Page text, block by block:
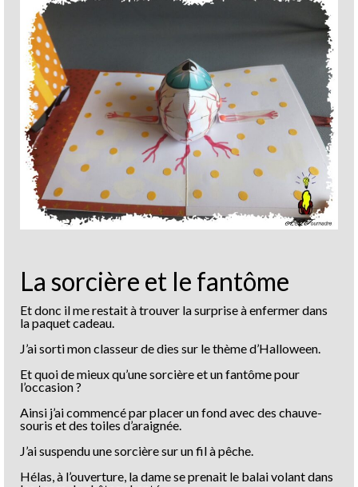
La sorcière et le fantôme
Et donc il me restait à trouver la surprise à enfermer dans
la paquet cadeau.
J’ai sorti mon classeur de dies sur le thème d’Halloween.
Et quoi de mieux qu’une sorcière et un fantôme pour
l’occasion ?
Ainsi j’ai commencé par placer un fond avec des chauve-
souris et des toiles d’araignée.
J’ai suspendu une sorcière sur un fil à pêche.
Hélas, à l’ouverture, la dame se prenait le balai volant dans